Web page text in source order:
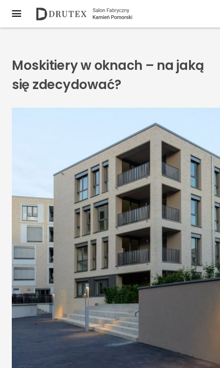
Moskitiery w oknach – na jaką
się zdecydować?